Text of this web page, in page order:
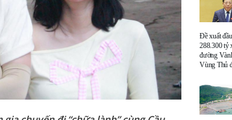
Đề xuất
288.300 tỷ
đường
Vùng Thủ